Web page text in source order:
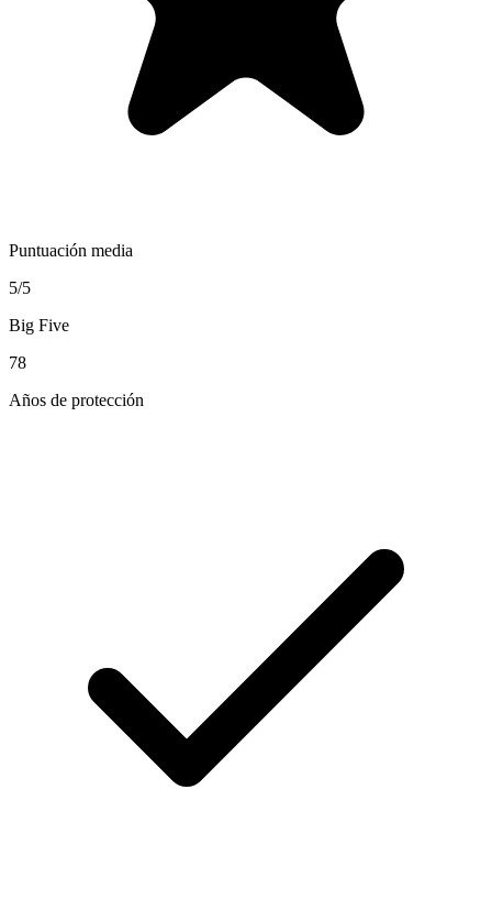
Puntuación media
5/5
Big Five
78
Años de protección